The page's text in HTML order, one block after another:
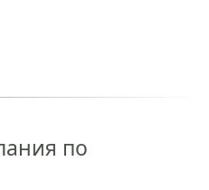
по